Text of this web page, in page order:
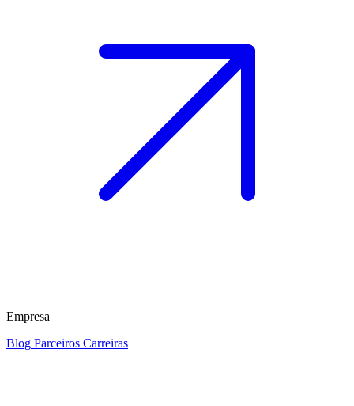
Empresa
Blog Parceiros Carreiras